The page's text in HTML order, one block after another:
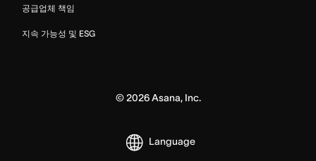
공급업체 책임
지속 가능성 및 ESG
© 2026Asana, Inc.
Language